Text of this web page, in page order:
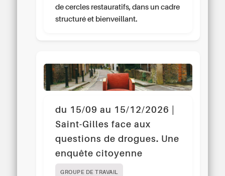
de cercles restauratifs, dans un cadre
structuré et bienveillant.
du 15/09 au 15/12/2026 |
Saint-Gilles face aux
questions de drogues. Une
enquête citoyenne
GROUPE DE TRAVAIL